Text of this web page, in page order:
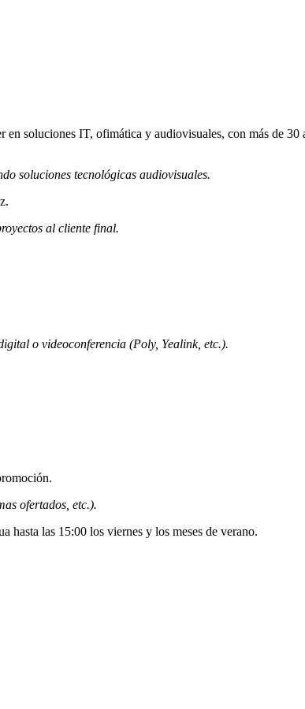
IT, ofimática y audiovisuales, con más de 30
soluciones tecnológicas audiovisuales.
al cliente final.
o videoconferencia (Poly, Yealink, etc.).
ofertados, etc.).
hasta las 15:00 los viernes y los meses de verano.